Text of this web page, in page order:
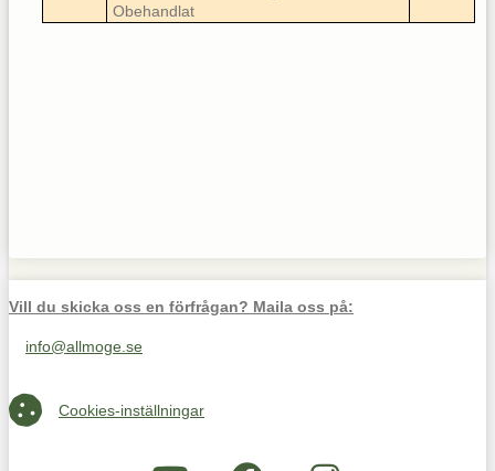
Obehandlat
Vill du skicka oss en förfrågan? Maila oss på:
Maila oss på info@allmoge.se
info@allmoge.se
Cookies-inställningar
Cookies-inställningar